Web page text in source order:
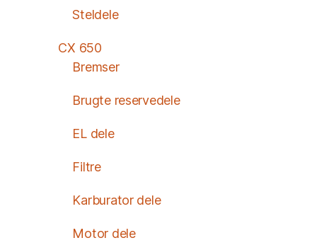
Steldele
CX 650
Bremser
Brugte reservedele
EL dele
Filtre
Karburator dele
Motor dele